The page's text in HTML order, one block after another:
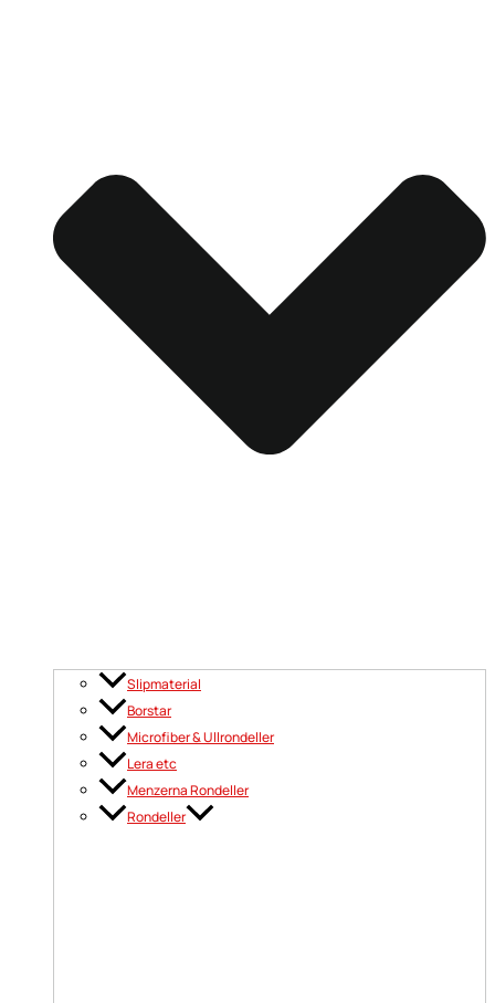
Slipmaterial
Borstar
Microfiber & Ullrondeller
Lera etc
Menzerna Rondeller
Rondeller